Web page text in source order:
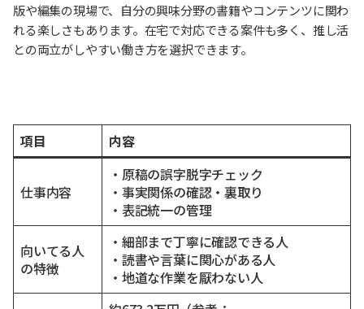
版や編集の現場で、自分の興味分野の書籍やコンテンツに関わ
れる楽しさもあります。在宅で対応できる案件も多く、推し活
との両立がしやすい働き方を選択できます。
項目 内容
仕事内容
・原稿の誤字脱字チェック
・事実関係の確認・裏取り
・表記統一の管理
向いてる人
の特徴
・細部まで丁寧に確認できる人
・読書や言葉に関心がある人
・地道な作業を厭わない人